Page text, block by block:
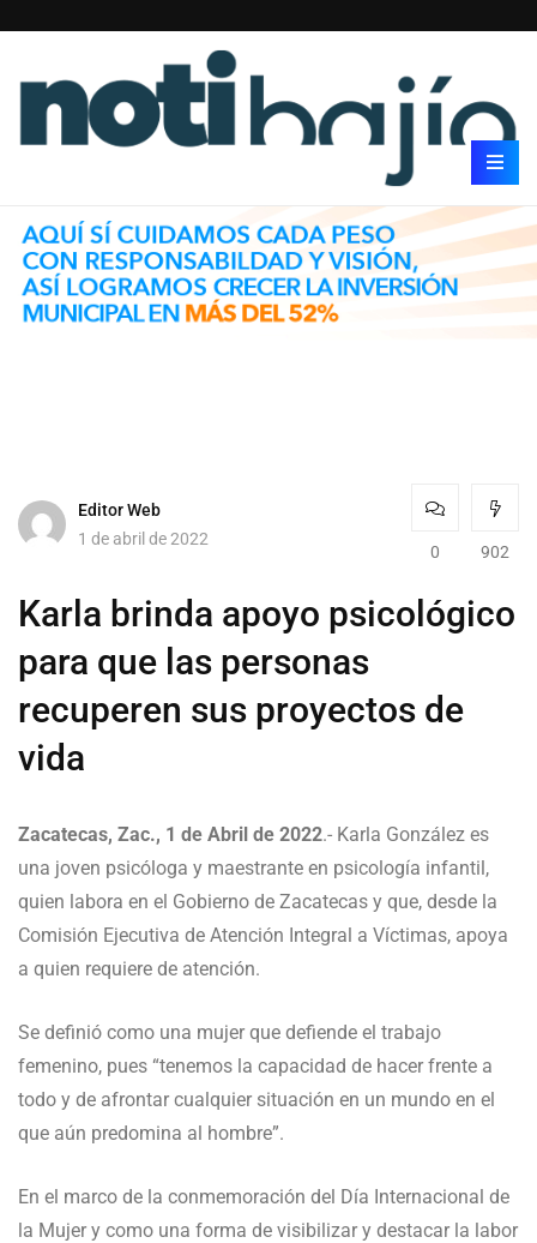
Editor Web
1 de abril de 2022
0 902
Karla brinda apoyo psicológico
para que las personas
recuperen sus proyectos de
vida
Zacatecas, Zac., 1 de Abril de 2022.- Karla González es
una joven psicóloga y maestrante en psicología infantil,
quien labora en el Gobierno de Zacatecas y que, desde la
Comisión Ejecutiva de Atención Integral a Víctimas, apoya
a quien requiere de atención.
Se definió como una mujer que defiende el trabajo
femenino, pues “tenemos la capacidad de hacer frente a
todo y de afrontar cualquier situación en un mundo en el
que aún predomina al hombre”.
En el marco de la conmemoración del Día Internacional de
la Mujer y como una forma de visibilizar y destacar la labor